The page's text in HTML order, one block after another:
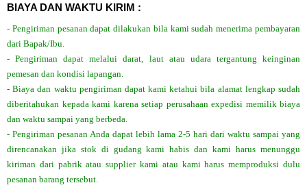
BIAYA DAN WAKTU KIRIM :
- Pengiriman pesanan dapat dilakukan bila kami sudah menerima pembayaran
dari Bapak/Ibu.
- Pengiriman dapat melalui darat, laut atau udara tergantung keinginan
pemesan dan kondisi lapangan.
- Biaya dan waktu pengiriman dapat kami ketahui bila alamat lengkap sudah
diberitahukan kepada kami karena setiap perusahaan expedisi memilik biaya
dan waktu sampai yang berbeda.
- Pengiriman pesanan Anda dapat lebih lama 2-5 hari dari waktu sampai yang
direncanakan jika stok di gudang kami habis dan kami harus menunggu
kiriman dari pabrik atau supplier kami atau kami harus memproduksi dulu
pesanan barang tersebut.